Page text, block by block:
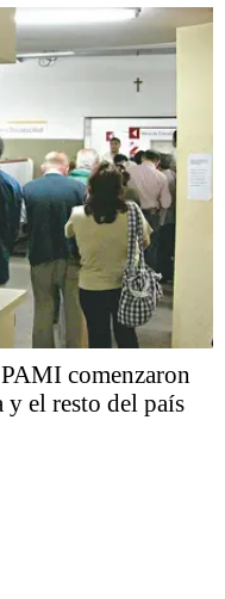
comenzaron
y el resto del país